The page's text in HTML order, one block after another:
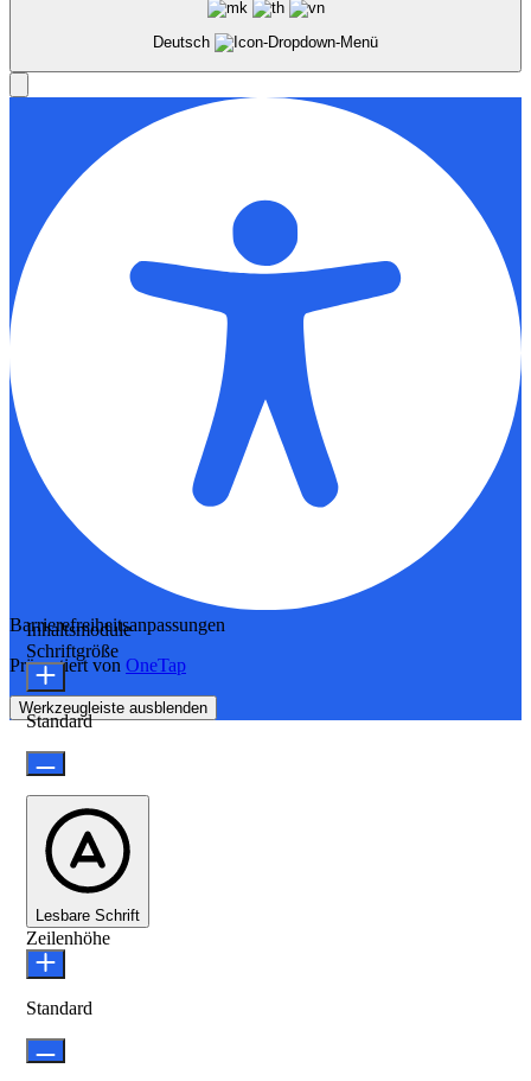
Deutsch
Barrierefreiheitsanpassungen
Präsentiert von OneTap
Werkzeugleiste ausblenden
Inhaltsmodule
Schriftgröße
Standard
Lesbare Schrift
Zeilenhöhe
Standard